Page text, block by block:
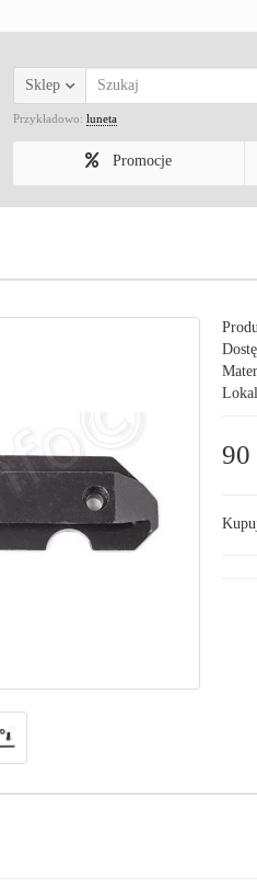
Sklep
Przykładowo: luneta
Promocje
90